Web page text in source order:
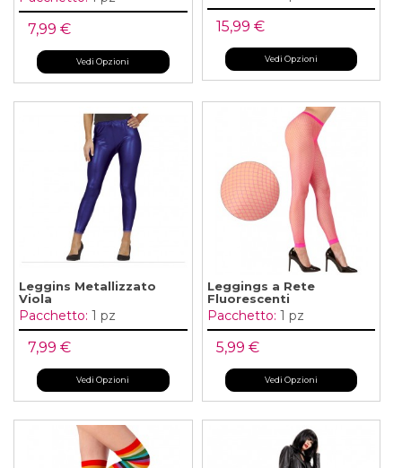
7,99 €
Vedi Opzioni
15,99 €
Vedi Opzioni
Leggins Metallizzato
Viola
Pacchetto: 1 pz
7,99 €
Vedi Opzioni
Leggings a Rete
Fluorescenti
Pacchetto: 1 pz
5,99 €
Vedi Opzioni